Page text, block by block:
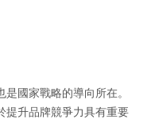
國家戰略的導向所在。
提升品牌競爭力具有重要